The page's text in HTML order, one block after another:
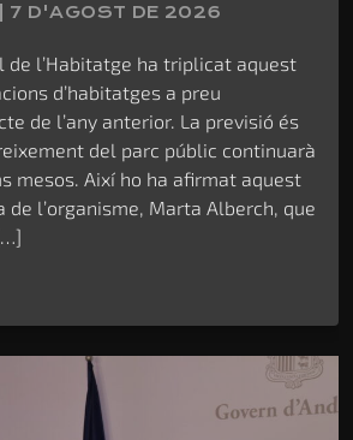
7 D'AGOST DE 2026
de l’Habitatge ha triplicat aquest
d’habitatges a preu
de l’any anterior. La previsió és
del parc públic continuarà
mesos. Així ho ha afirmat aquest
de l’organisme, Marta Alberch, que